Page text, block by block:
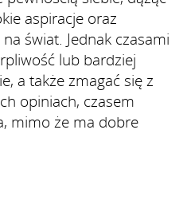
aspiracje oraz
świat. Jednak czasami
lub bardziej
a także zmagać się z
opiniach, czasem
mimo że ma dobre